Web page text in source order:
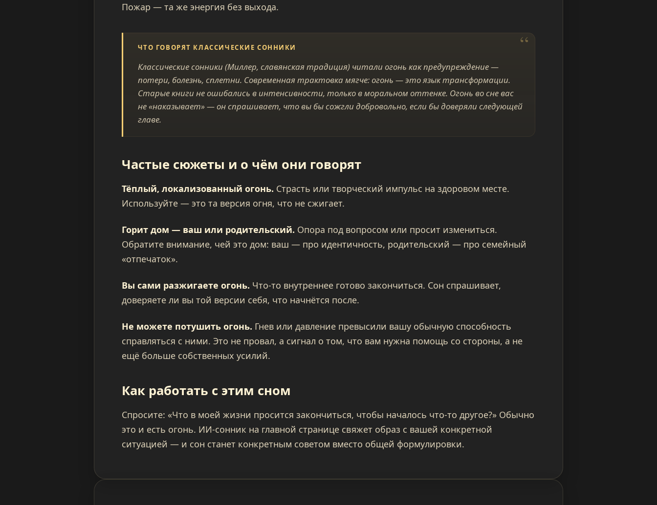
Пожар — та же энергия без выхода.
ЧТО ГОВОРЯТ КЛАССИЧЕСКИЕ СОННИКИ
Классические сонники (Миллер, славянская традиция) читали огонь как предупреждение —
потери, болезнь, сплетни. Современная трактовка мягче: огонь — это язык трансформации.
Старые книги не ошибались в интенсивности, только в моральном оттенке. Огонь во сне вас
не «наказывает» — он спрашивает, что вы бы сожгли добровольно, если бы доверяли следующей
главе.
Частые сюжеты и о чём они говорят
Тёплый, локализованный огонь. Страсть или творческий импульс на здоровом месте.
Используйте — это та версия огня, что не сжигает.
Горит дом — ваш или родительский. Опора под вопросом или просит измениться.
Обратите внимание, чей это дом: ваш — про идентичность, родительский — про семейный
«отпечаток».
Вы сами разжигаете огонь. Что-то внутреннее готово закончиться. Сон спрашивает,
доверяете ли вы той версии себя, что начнётся после.
Не можете потушить огонь. Гнев или давление превысили вашу обычную способность
справляться с ними. Это не провал, а сигнал о том, что вам нужна помощь со стороны, а не
ещё больше собственных усилий.
Как работать с этим сном
Спросите: «Что в моей жизни просится закончиться, чтобы началось что-то другое?» Обычно
это и есть огонь. ИИ-сонник на главной странице свяжет образ с вашей конкретной
ситуацией — и сон станет конкретным советом вместо общей формулировки.